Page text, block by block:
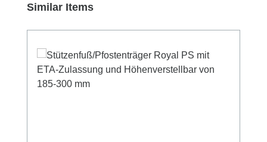
Produktgalerie überspringen
Similar Items